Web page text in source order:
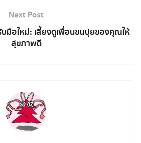
Next Post
มือใหม่: เลี้ยงดูเพื่อนขนปุยของคุณให้
สุขภาพดี